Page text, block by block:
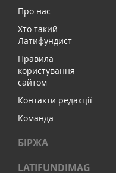
Про нас
Хто такий
Латифундист
Правила
користування
сайтом
Контакти редакції
Команда
БІРЖА
LATIFUNDIMAG